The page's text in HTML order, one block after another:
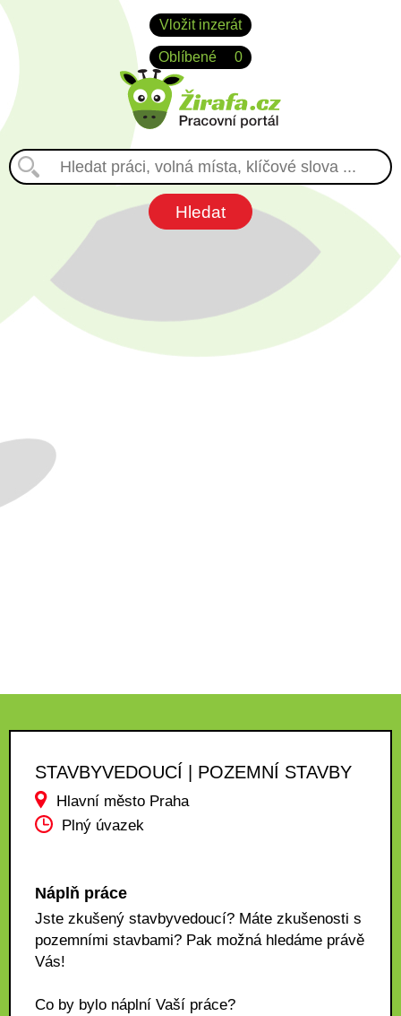
Vložit inzerát
Oblíbené 0
STAVBYVEDOUCÍ | POZEMNÍ STAVBY
Hlavní město Praha
Plný úvazek
Náplň práce
Jste zkušený stavbyvedoucí? Máte zkušenosti s
pozemními stavbami? Pak možná hledáme právě
Vás!
Co by bylo náplní Vaší práce?